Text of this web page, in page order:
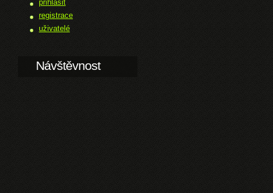
přihlásit
registrace
uživatelé
Návštěvnost